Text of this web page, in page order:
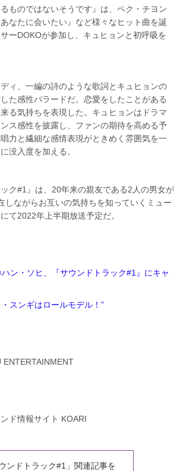
るものではないそうです』は、ペク・チヨン
なたに会いたい』など様々なヒット曲を誕
ーDOKOが参加し、キュヒョンと初呼吸を
ィ、一編の詩のような歌詞とキュヒョンの
た感性バラードだ。恋愛をしたことがある
る気持ちを表現した。キュヒョンはドラマ
ス感性を披露し、ファンの期待を高める予
力と繊細な感情表現がときめく雰囲気を一
没入度を加える。
ク#1』は、20年来の親友である2人の男女が
しながらお互いの気持ちを知っていくミュー
て2022年上半期放送予定だ。
ン・ソヒ、『サウンドトラック#1』にキャ
スンギはロールモデル！”
ENTERTAINMENT
ド情報サイト KOARI
ンドトラック#1」関連記事を